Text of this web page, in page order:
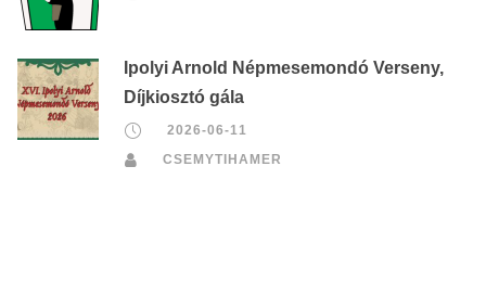
Ipolyi Arnold Népmesemondó Verseny,
Díjkiosztó gála
2026-06-11
CSEMYTIHAMER